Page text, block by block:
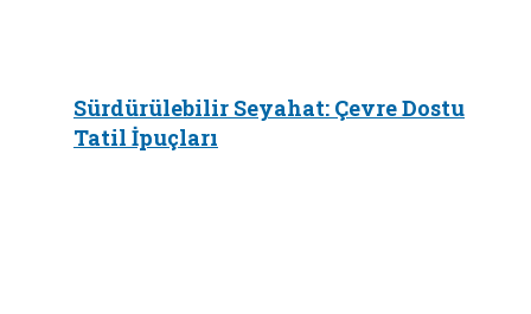
Sürdürülebilir Seyahat: Çevre Dostu
Tatil İpuçları